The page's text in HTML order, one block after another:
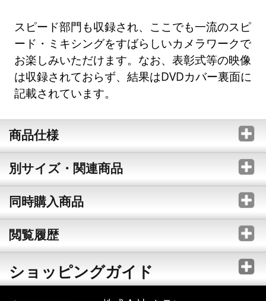
スピード部門も収録され、ここでも一流のスピ
ード・ミキシングをすばらしいカメラワークで
お楽しみいただけます。なお、表彰式等の映像
は収録されておらず、結果はDVDカバー裏面に
記載されています。
商品仕様
別サイズ・関連商品
同時購入商品
閲覧履歴
ショッピングガイド